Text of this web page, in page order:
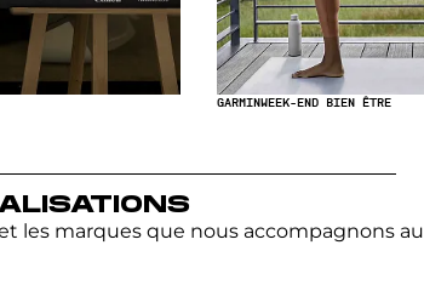
GARMINWEEK-END BIEN ÊTRE
les marques que nous accompagnons au